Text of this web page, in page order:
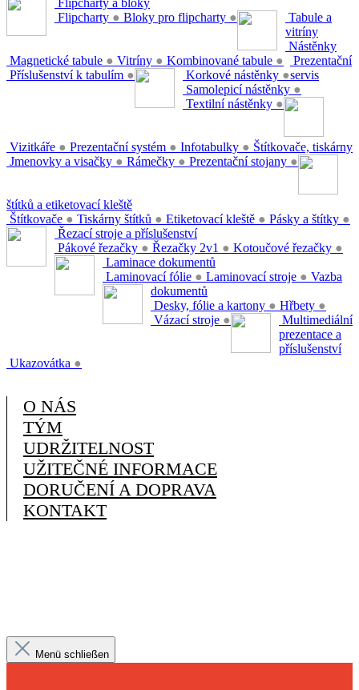
Flipcharty a bloky
Flipcharty ● Bloky pro flipcharty ●
Tabule a
vitríny
Magnetické tabule ● Vitríny ● Kombinované tabule ●
Příslušenství k tabulím ●
Nástěnky
Korkové nástěnky ●
Samolepicí nástěnky ●
Textilní nástěnky ●
Prezentační
servis
Vizitkáře ● Prezentační systém ● Infotabulky ●
Jmenovky a visačky ● Rámečky ● Prezentační stojany ●
Štítkovače, tiskárny
štítků a etiketovací kleště
Štítkovače ● Tiskárny štítků ● Etiketovací kleště ● Pásky a štítky ●
Řezací stroje a příslušenství
Pákové řezačky ● Řezačky 2v1 ● Kotoučové řezačky ●
Laminace dokumentů
Laminovací fólie ● Laminovací stroje ● Vazba
dokumentů
Desky, fólie a kartony ● Hřbety ●
Vázací stroje ●
Multimediální
prezentace a
příslušenství
Ukazovátka ●
O NÁS
TÝM
UDRŽITELNOST
UŽITEČNÉ INFORMACE
DORUČENÍ A DOPRAVA
KONTAKT
Menü schließen